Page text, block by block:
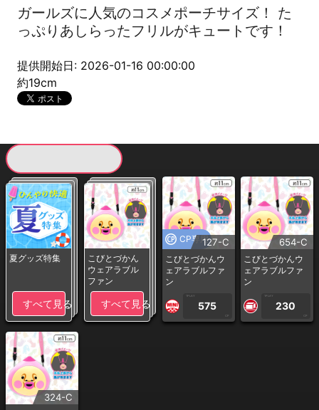
ガールズに人気のコスメポーチサイズ！ た
っぷりあしらったフリルがキュートです！
提供開始日: 2026-01-16 00:00:00
約19cm
夏グッズ特集
すべて見る
こびとづかん
ウェアラブル
ファン
すべて見る
CP専用127-C
こびとづかんウ
ェアラブルファ
ン
1PLAY
575
CP
654-C
こびとづかんウ
ェアラブルファ
ン
1PLAY
230
CP
324-C